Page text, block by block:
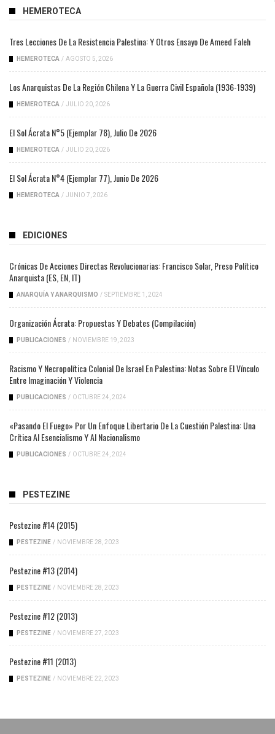
HEMEROTECA
Tres Lecciones De La Resistencia Palestina: Y Otros Ensayo De Ameed Faleh
HEMEROTECA / AGOSTO 5, 2026
Los Anarquistas De La Región Chilena Y La Guerra Civil Española (1936-1939)
HEMEROTECA / JULIO 20, 2026
El Sol Ácrata N°5 (ejemplar 78), Julio De 2026
HEMEROTECA / JULIO 20, 2026
El Sol Ácrata N°4 (ejemplar 77), Junio De 2026
HEMEROTECA / JUNIO 7, 2026
EDICIONES
Crónicas De Acciones Directas Revolucionarias: Francisco Solar, Preso Político
Anarquista (ES, EN, IT)
ANARQUÍA Y ANARQUISMO / SEPTIEMBRE 1, 2024
Organización Ácrata: Propuestas Y Debates (compilación)
PUBLICACIONES / NOVIEMBRE 19, 2023
Racismo Y Necropolítica Colonial De Israel En Palestina: Notas Sobre El Vínculo
Entre Imaginación Y Violencia
PUBLICACIONES / OCTUBRE 24, 2024
«Pasando El Fuego» Por Un Enfoque Libertario De La Cuestión Palestina: Una
Crítica Al Esencialismo Y Al Nacionalismo
PUBLICACIONES / OCTUBRE 24, 2024
PESTEZINE
Pestezine #14 (2015)
PESTEZINE / NOVIEMBRE 28, 2023
Pestezine #13 (2014)
PESTEZINE / NOVIEMBRE 28, 2023
Pestezine #12 (2013)
PESTEZINE / NOVIEMBRE 27, 2023
Pestezine #11 (2013)
PESTEZINE / NOVIEMBRE 22, 2023